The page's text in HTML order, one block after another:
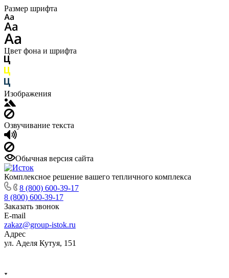
Размер шрифта
Цвет фона и шрифта
Изображения
Озвучивание текста
Обычная версия сайта
Комплексное решение вашего тепличного комплекса
8 (800) 600-39-17
8 (800) 600-39-17
Заказать звонок
E-mail
zakaz@group-istok.ru
Адрес
ул. Аделя Кутуя, 151